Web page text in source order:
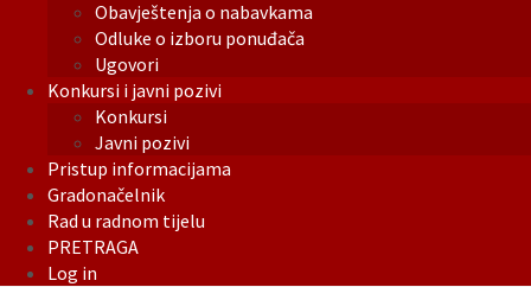
Obavještenja o nabavkama
Odluke o izboru ponuđača
Ugovori
Konkursi i javni pozivi
Konkursi
Javni pozivi
Pristup informacijama
Gradonačelnik
Rad u radnom tijelu
PRETRAGA
Log in